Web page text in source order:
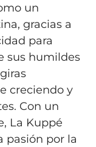
un
gracias a
para
sus humildes
creciendo y
Con un
La Kuppé
pasión por la